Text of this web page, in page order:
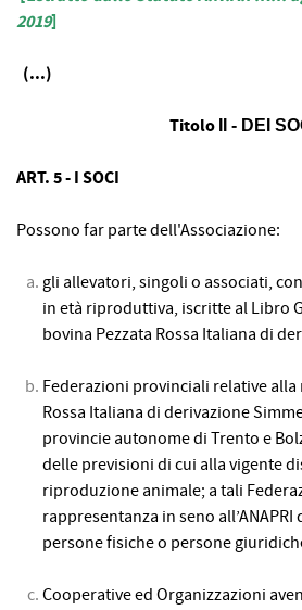
2019]
(...)
Titolo II - DEI
ART. 5 - I SOCI
Possono far parte dell'Associazione:
gli allevatori, singoli o associati,
in età riproduttiva, iscritte al Libro
bovina Pezzata Rossa Italiana di
Federazioni provinciali relative alla
Rossa Italiana di derivazione
provincie autonome di Trento e
delle previsioni di cui alla vigente
riproduzione animale; a tali
rappresentanza in seno
persone fisiche o persone
Cooperative ed Organizzazioni